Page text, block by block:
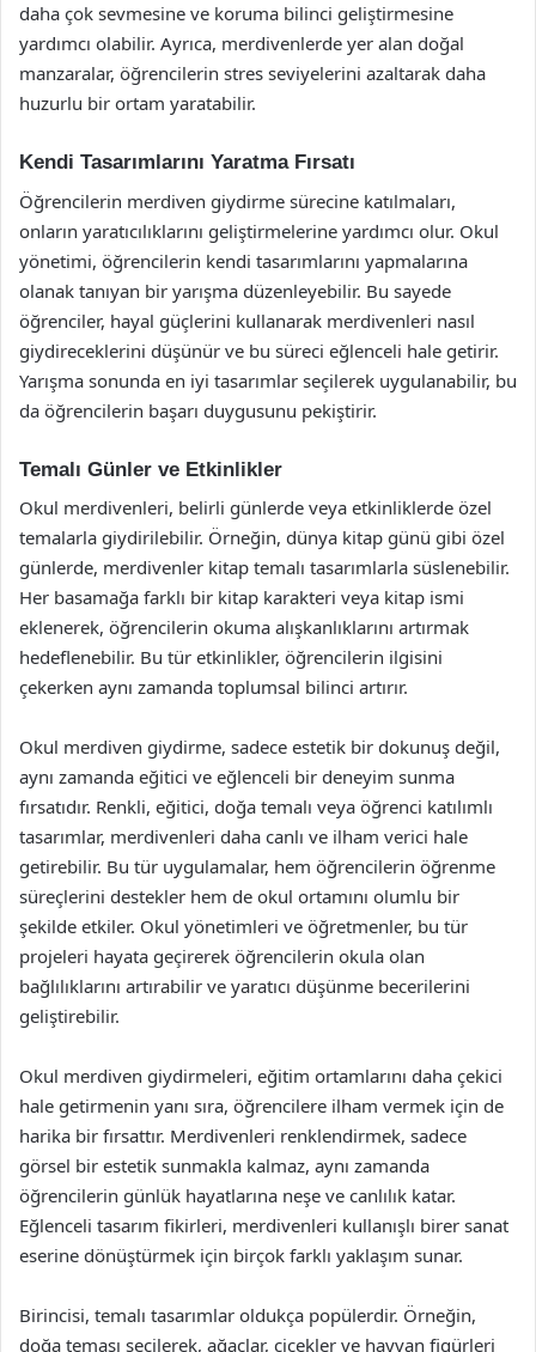
daha çok sevmesine ve koruma bilinci geliştirmesine
yardımcı olabilir. Ayrıca, merdivenlerde yer alan doğal
manzaralar, öğrencilerin stres seviyelerini azaltarak daha
huzurlu bir ortam yaratabilir.
Kendi Tasarımlarını Yaratma Fırsatı
Öğrencilerin merdiven giydirme sürecine katılmaları,
onların yaratıcılıklarını geliştirmelerine yardımcı olur. Okul
yönetimi, öğrencilerin kendi tasarımlarını yapmalarına
olanak tanıyan bir yarışma düzenleyebilir. Bu sayede
öğrenciler, hayal güçlerini kullanarak merdivenleri nasıl
giydireceklerini düşünür ve bu süreci eğlenceli hale getirir.
Yarışma sonunda en iyi tasarımlar seçilerek uygulanabilir, bu
da öğrencilerin başarı duygusunu pekiştirir.
Temalı Günler ve Etkinlikler
Okul merdivenleri, belirli günlerde veya etkinliklerde özel
temalarla giydirilebilir. Örneğin, dünya kitap günü gibi özel
günlerde, merdivenler kitap temalı tasarımlarla süslenebilir.
Her basamağa farklı bir kitap karakteri veya kitap ismi
eklenerek, öğrencilerin okuma alışkanlıklarını artırmak
hedeflenebilir. Bu tür etkinlikler, öğrencilerin ilgisini
çekerken aynı zamanda toplumsal bilinci artırır.
Okul merdiven giydirme, sadece estetik bir dokunuş değil,
aynı zamanda eğitici ve eğlenceli bir deneyim sunma
fırsatıdır. Renkli, eğitici, doğa temalı veya öğrenci katılımlı
tasarımlar, merdivenleri daha canlı ve ilham verici hale
getirebilir. Bu tür uygulamalar, hem öğrencilerin öğrenme
süreçlerini destekler hem de okul ortamını olumlu bir
şekilde etkiler. Okul yönetimleri ve öğretmenler, bu tür
projeleri hayata geçirerek öğrencilerin okula olan
bağlılıklarını artırabilir ve yaratıcı düşünme becerilerini
geliştirebilir.
Okul merdiven giydirmeleri, eğitim ortamlarını daha çekici
hale getirmenin yanı sıra, öğrencilere ilham vermek için de
harika bir fırsattır. Merdivenleri renklendirmek, sadece
görsel bir estetik sunmakla kalmaz, aynı zamanda
öğrencilerin günlük hayatlarına neşe ve canlılık katar.
Eğlenceli tasarım fikirleri, merdivenleri kullanışlı birer sanat
eserine dönüştürmek için birçok farklı yaklaşım sunar.
Birincisi, temalı tasarımlar oldukça popülerdir. Örneğin,
doğa teması seçilerek, ağaçlar, çiçekler ve hayvan figürleri